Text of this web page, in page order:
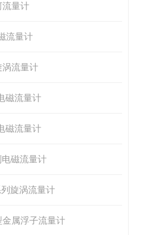
流量计
流量计
涡流量计
磁流量计
磁流量计
磁流量计
旋涡流量计
金属浮子流量计